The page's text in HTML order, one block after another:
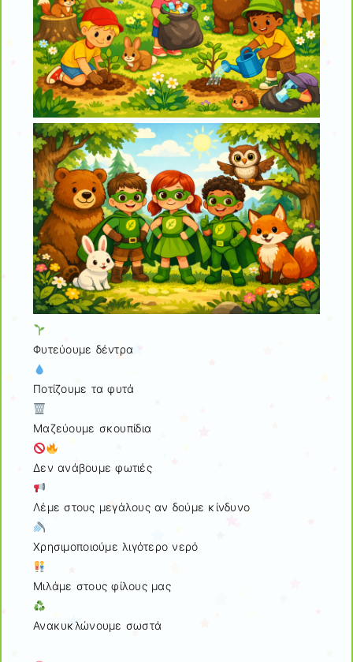
Φυτεύουμε δέντρα
Ποτίζουμε τα φυτά
Μαζεύουμε σκουπίδια
Δεν ανάβουμε φωτιές
Λέμε στους μεγάλους αν δούμε κίνδυνο
Χρησιμοποιούμε λιγότερο νερό
Μιλάμε στους φίλους μας
Ανακυκλώνουμε σωστά